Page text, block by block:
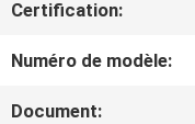
NOUS
Certification:
Numéro de modèle:
Document: